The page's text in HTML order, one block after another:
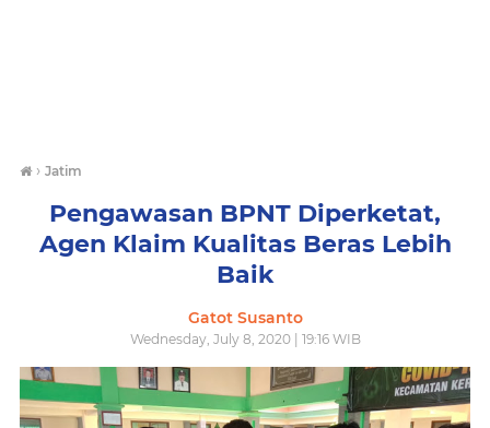
› Jatim
Pengawasan BPNT Diperketat,
Agen Klaim Kualitas Beras Lebih
Baik
Gatot Susanto
Wednesday, July 8, 2020 | 19:16 WIB